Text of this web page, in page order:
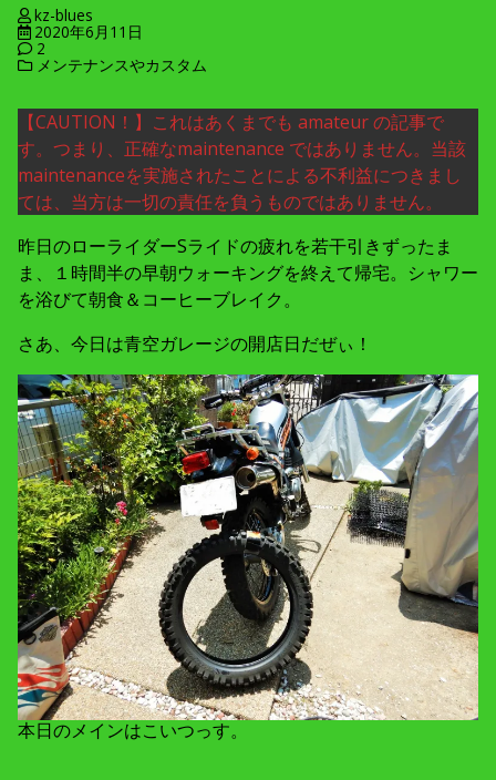
kz-blues
2020年6月11日
2
メンテナンスやカスタム
【CAUTION！】これはあくまでも amateur の記事で
す。つまり、正確なmaintenance ではありません。当該
maintenanceを実施されたことによる不利益につきまし
ては、当方は一切の責任を負うものではありません。
昨日のローライダーSライドの疲れを若干引きずったま
ま、１時間半の早朝ウォーキングを終えて帰宅。シャワー
を浴びて朝食＆コーヒーブレイク。
さあ、今日は青空ガレージの開店日だぜぃ！
本日のメインはこいつっす。